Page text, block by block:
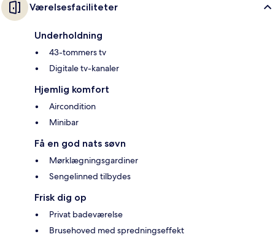
Værelsesfaciliteter
Underholdning
43-tommers tv
Digitale tv-kanaler
Hjemlig komfort
Aircondition
Minibar
Få en god nats søvn
Mørklægningsgardiner
Sengelinned tilbydes
Frisk dig op
Privat badeværelse
Brusehoved med spredningseffekt